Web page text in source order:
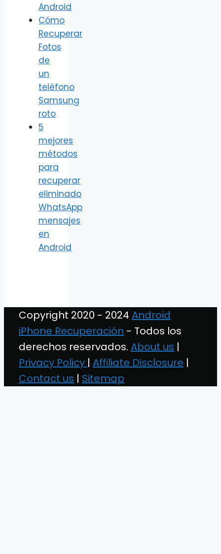
Android
Cómo
Recuperar
Fotos
de
un
teléfono
Samsung
roto
5
mejores
métodos
para
recuperar
eliminado
WhatsApp
mensajes
en
Android
Copyright 2020 - 2024 Android
iPhone Recuperación - Todos los
derechos reservados. About us |
Privacy Policy | Affiliate Disclosure |
Contact us | Sitemap